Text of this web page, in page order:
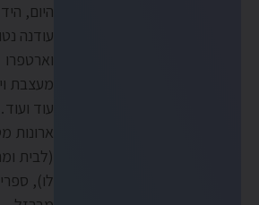
היום, היד
עודנה
וארטפרו
מעצבת
עוד
ארונות
(לבית
לו),